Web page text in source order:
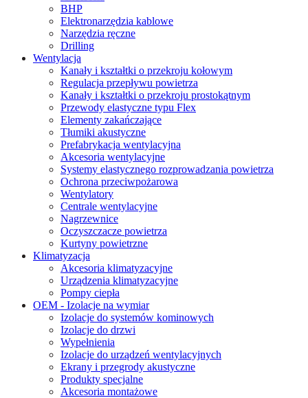
BHP
Elektronarzędzia kablowe
Narzędzia ręczne
Drilling
Wentylacja
Kanały i kształtki o przekroju kołowym
Regulacja przepływu powietrza
Kanały i kształtki o przekroju prostokątnym
Przewody elastyczne typu Flex
Elementy zakańczające
Tłumiki akustyczne
Prefabrykacja wentylacyjna
Akcesoria wentylacyjne
Systemy elastycznego rozprowadzania powietrza
Ochrona przeciwpożarowa
Wentylatory
Centrale wentylacyjne
Nagrzewnice
Oczyszczacze powietrza
Kurtyny powietrzne
Klimatyzacja
Akcesoria klimatyzacyjne
Urządzenia klimatyzacyjne
Pompy ciepła
OEM - Izolacje na wymiar
Izolacje do systemów kominowych
Izolacje do drzwi
Wypełnienia
Izolacje do urządzeń wentylacyjnych
Ekrany i przegrody akustyczne
Produkty specjalne
Akcesoria montażowe